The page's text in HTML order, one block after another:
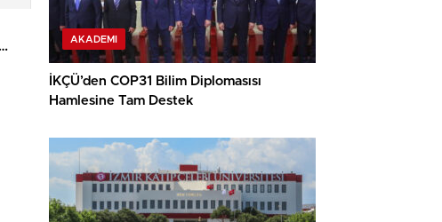
AKADEMI
İKÇÜ’den COP31 Bilim Diplomasısı
Hamlesine Tam Destek